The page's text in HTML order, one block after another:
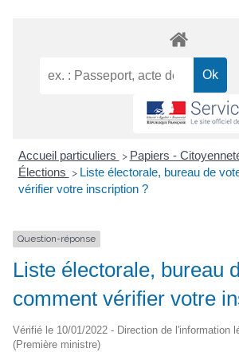
Accueil particuliers > Papiers -
Élections > Liste électorale, bureau de
vérifier votre inscription ?
Question-réponse
Liste électorale, bureau
comment vérifier votre
Vérifié le 10/01/2022 - Direction de l'information
(Première ministre)